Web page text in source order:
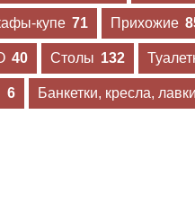
купе 71 Прихожие
40 Столы 132
6 Банкетки, кресла, лавки